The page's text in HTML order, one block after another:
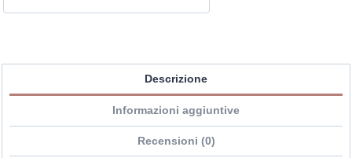
Descrizione
Informazioni aggiuntive
Recensioni (0)